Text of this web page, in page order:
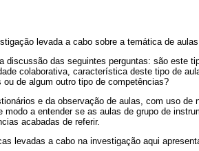
levada a cabo sobre a temática de
discussão das seguintes perguntas: são este
colaborativa, característica deste tipo de
de algum outro tipo de competências?
e da observação de aulas, com uso de
a entender se as aulas de grupo de
acabadas de referir.
levadas a cabo na investigação aqui